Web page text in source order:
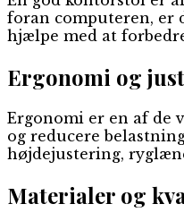
foran computeren, er
hjælpe med at
Ergonomi og
Ergonomi er en af de
og reducere
højdejustering,
Materialer og